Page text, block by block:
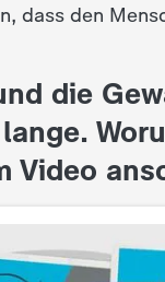
dass den
die
Video